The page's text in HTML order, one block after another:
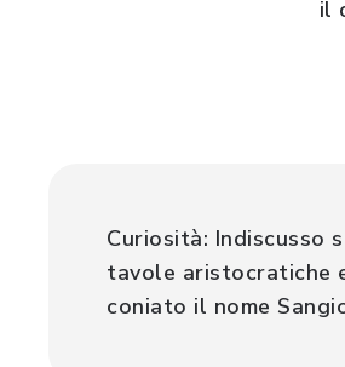
il
Curiosità: Indiscusso
tavole aristocratiche
coniato il nome